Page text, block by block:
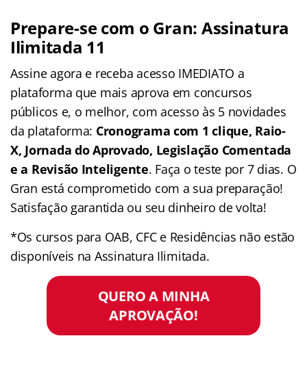
Prepare-se com o Gran: Assinatura
Ilimitada 11
Assine agora e receba acesso IMEDIATO a
plataforma que mais aprova em concursos
públicos e, o melhor, com acesso às 5 novidades
da plataforma: Cronograma com 1 clique, Raio-
X, Jornada do Aprovado, Legislação Comentada
e a Revisão Inteligente. Faça o teste por 7 dias. O
Gran está comprometido com a sua preparação!
Satisfação garantida ou seu dinheiro de volta!
*Os cursos para OAB, CFC e Residências não estão
disponíveis na Assinatura Ilimitada.
QUERO A MINHA
APROVAÇÃO!